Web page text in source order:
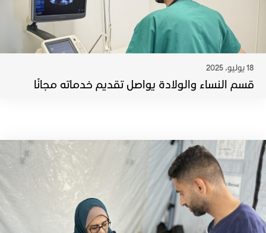
18 يوليو، 2025
قسم النساء والولادة يواصل تقديم خدماته مجانًا